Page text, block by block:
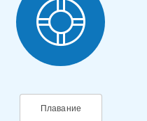
Плавание